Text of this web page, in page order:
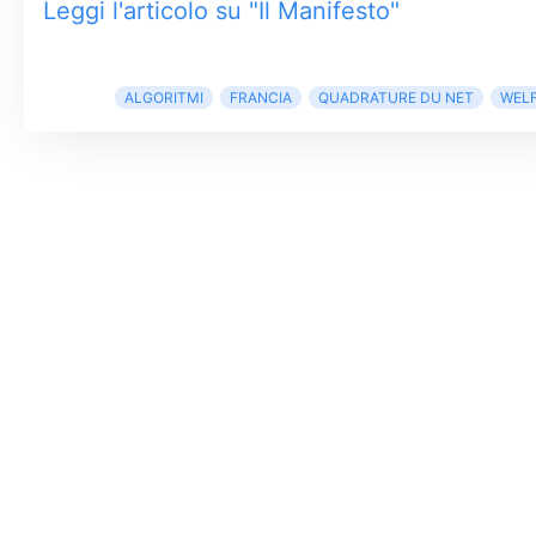
Leggi l'articolo su "Il Manifesto"
ALGORITMI FRANCIA QUADRATURE DU NET